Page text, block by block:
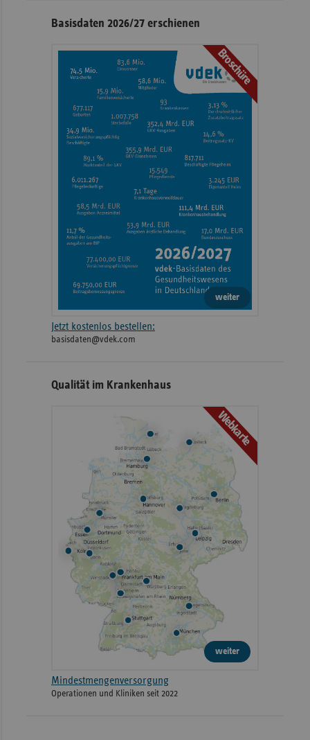
Basisdaten 2026/27 erschienen
Broschüre
weiter
Jetzt kostenlos bestellen:
basisdaten@vdek.com
Qualität im Krankenhaus
Webkarte
weiter
Mindestmengenversorgung
Operationen und Kliniken seit 2022